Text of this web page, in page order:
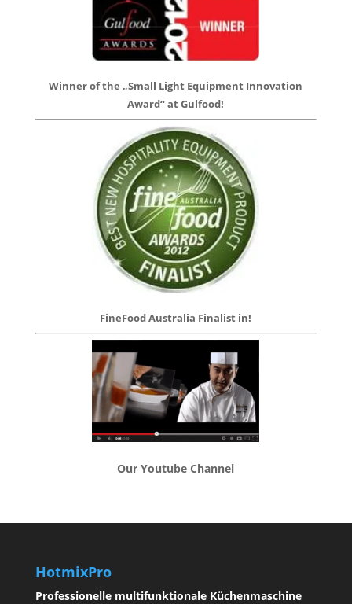
Winner of the „Small Light Equipment Innovation
Award“ at Gulfood!
FineFood Australia Finalist in!
Our Youtube Channel
HotmixPro
Professionelle multifunktionale Küchenmaschine